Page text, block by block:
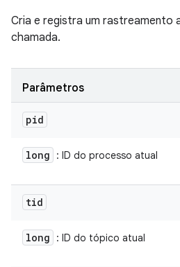
Cria e registra um rastreamento
chamada.
Parâmetros
pid
long : ID do processo atual
tid
long : ID do tópico atual